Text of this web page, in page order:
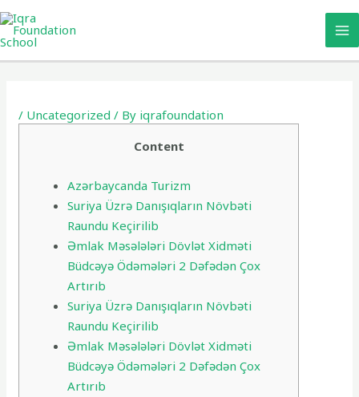
Skip
to
content
/ Uncategorized / By iqrafoundation
Content
Azərbaycanda Turizm
Suriya Üzrə Danışıqların Növbəti
Raundu Keçirilib
Əmlak Məsələləri Dövlət Xidməti
Büdcəyə Ödəmələri 2 Dəfədən Çox
Artırıb
Suriya Üzrə Danışıqların Növbəti
Raundu Keçirilib
Əmlak Məsələləri Dövlət Xidməti
Büdcəyə Ödəmələri 2 Dəfədən Çox
Artırıb